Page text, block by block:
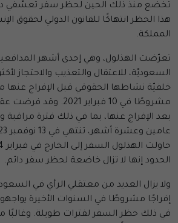
تخضع منذ ذلك الحين لحظر سفر تعسّفي
هذا الحظر انتهاكًا للقانون الدولي لحقوق
المملكة.
تعرّضت الهذلول، وهي إحدى أشهر
خلفيّة نشاطها الحقوقي قبل الإفراج عنها
مشروطًا في 10 فبراير
بعد الإفراج عنها، بما في ذلك فترة
الحدود إنها لا تزال خاضعة لحظر سفر دائم.
ولا يزال العديد من معتقلي الرأي في
إفراجًا مشروطًا في السنوات الأخيرة
في ذلك حظر السفر لفترات طويلة. وغالبًا